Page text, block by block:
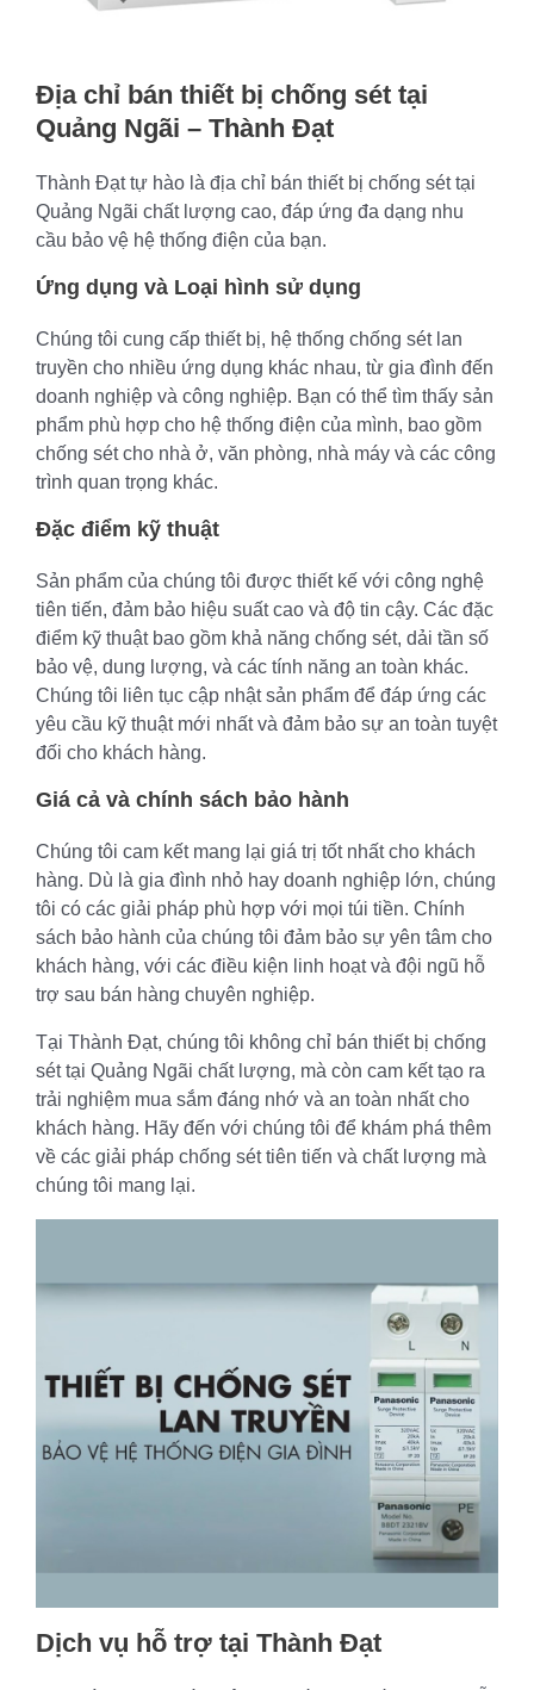
Địa chỉ bán thiết bị chống sét tại
Quảng Ngãi – Thành Đạt
Thành Đạt tự hào là địa chỉ bán thiết bị chống sét tại
Quảng Ngãi chất lượng cao, đáp ứng đa dạng nhu
cầu bảo vệ hệ thống điện của bạn.
Ứng dụng và Loại hình sử dụng
Chúng tôi cung cấp thiết bị, hệ thống chống sét lan
truyền cho nhiều ứng dụng khác nhau, từ gia đình đến
doanh nghiệp và công nghiệp. Bạn có thể tìm thấy sản
phẩm phù hợp cho hệ thống điện của mình, bao gồm
chống sét cho nhà ở, văn phòng, nhà máy và các công
trình quan trọng khác.
Đặc điểm kỹ thuật
Sản phẩm của chúng tôi được thiết kế với công nghệ
tiên tiến, đảm bảo hiệu suất cao và độ tin cậy. Các đặc
điểm kỹ thuật bao gồm khả năng chống sét, dải tần số
bảo vệ, dung lượng, và các tính năng an toàn khác.
Chúng tôi liên tục cập nhật sản phẩm để đáp ứng các
yêu cầu kỹ thuật mới nhất và đảm bảo sự an toàn tuyệt
đối cho khách hàng.
Giá cả và chính sách bảo hành
Chúng tôi cam kết mang lại giá trị tốt nhất cho khách
hàng. Dù là gia đình nhỏ hay doanh nghiệp lớn, chúng
tôi có các giải pháp phù hợp với mọi túi tiền. Chính
sách bảo hành của chúng tôi đảm bảo sự yên tâm cho
khách hàng, với các điều kiện linh hoạt và đội ngũ hỗ
trợ sau bán hàng chuyên nghiệp.
Tại Thành Đạt, chúng tôi không chỉ bán thiết bị chống
sét tại Quảng Ngãi chất lượng, mà còn cam kết tạo ra
trải nghiệm mua sắm đáng nhớ và an toàn nhất cho
khách hàng. Hãy đến với chúng tôi để khám phá thêm
về các giải pháp chống sét tiên tiến và chất lượng mà
chúng tôi mang lại.
Dịch vụ hỗ trợ tại Thành Đạt